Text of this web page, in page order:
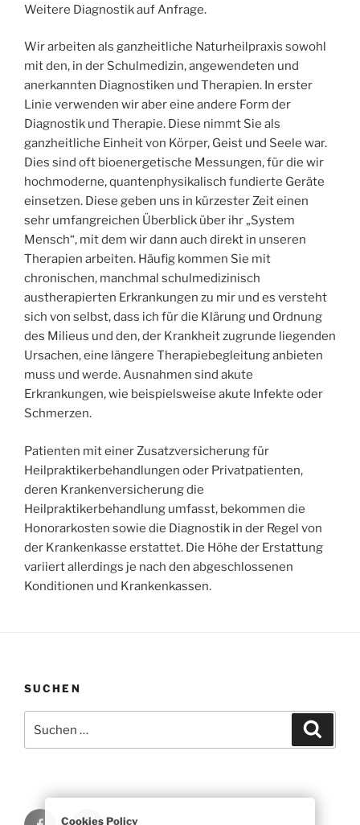
Weitere Diagnostik auf Anfrage.
Wir arbeiten als ganzheitliche Naturheilpraxis sowohl
mit den, in der Schulmedizin, angewendeten und
anerkannten Diagnostiken und Therapien. In erster
Linie verwenden wir aber eine andere Form der
Diagnostik und Therapie. Diese nimmt Sie als
ganzheitliche Einheit von Körper, Geist und Seele war.
Dies sind oft bioenergetische Messungen, für die wir
hochmoderne, quantenphysikalisch fundierte Geräte
einsetzen. Diese geben uns in kürzester Zeit einen
sehr umfangreichen Überblick über ihr „System
Mensch“, mit dem wir dann auch direkt in unseren
Therapien arbeiten. Häufig kommen Sie mit
chronischen, manchmal schulmedizinisch
austherapierten Erkrankungen zu mir und es versteht
sich von selbst, dass ich für die Klärung und Ordnung
des Milieus und den, der Krankheit zugrunde liegenden
Ursachen, eine längere Therapiebegleitung anbieten
muss und werde. Ausnahmen sind akute
Erkrankungen, wie beispielsweise akute Infekte oder
Schmerzen.
Patienten mit einer Zusatzversicherung für
Heilpraktikerbehandlungen oder Privatpatienten,
deren Krankenversicherung die
Heilpraktikerbehandlung umfasst, bekommen die
Honorarkosten sowie die Diagnostik in der Regel von
der Krankenkasse erstattet. Die Höhe der Erstattung
variiert allerdings je nach den abgeschlossenen
Konditionen und Krankenkassen.
SUCHEN
nach:
Facebook
E-
Cookies Policy